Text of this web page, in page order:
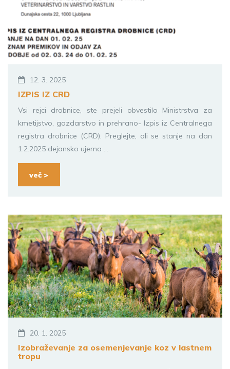
12. 3. 2025
IZPIS IZ CRD
Vsi rejci drobnice, ste prejeli obvestilo Ministrstva za
kmetijstvo, gozdarstvo in prehrano- Izpis iz Centralnega
registra drobnice (CRD). Preglejte, ali se stanje na dan
1.2.2025 dejansko ujema ...
več >
20. 1. 2025
Izobraževanje za osemenjevanje koz v lastnem
tropu